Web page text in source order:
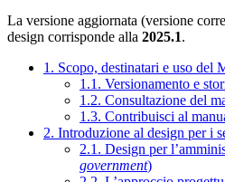
La versione aggiornata (versione
design corrisponde alla 2025.1.
1. Scopo, destinatari e uso del
1.1. Versionamento e
1.2. Consultazione del
1.3. Contribuisci al
2. Introduzione al design per i
2.1. Design per
government)